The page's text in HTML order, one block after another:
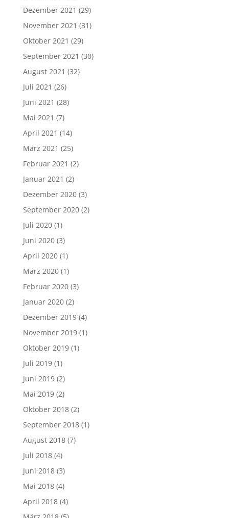
Dezember 2021 (29)
November 2021 (31)
Oktober 2021 (29)
September 2021 (30)
August 2021 (32)
Juli 2021 (26)
Juni 2021 (28)
Mai 2021 (7)
April 2021 (14)
März 2021 (25)
Februar 2021 (2)
Januar 2021 (2)
Dezember 2020(3)
September 2020(2)
Juli 2020(1)
Juni 2020(3)
April 2020(1)
März 2020(1)
Februar 2020(3)
Januar 2020(2)
Dezember 2019(4)
November 2019(1)
Oktober 2019(1)
Juli 2019(1)
Juni 2019(2)
Mai 2019(2)
Oktober 2018(2)
September 2018(1)
August 2018(7)
Juli 2018(4)
Juni 2018(3)
Mai 2018(4)
April 2018(4)